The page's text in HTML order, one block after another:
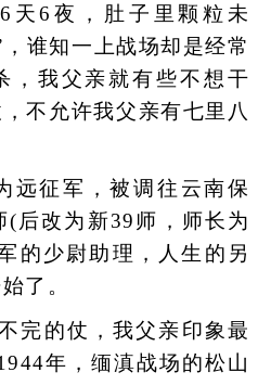
天6夜，肚子里颗粒未
谁知一上战场却是经常
，我父亲就有些不想干
不允许我父亲有七里八
征军，被调往云南保
(后改为新39师，师长为
的少尉助理，人生的另
了。
的仗，我父亲印象最
年，缅滇战场的松山